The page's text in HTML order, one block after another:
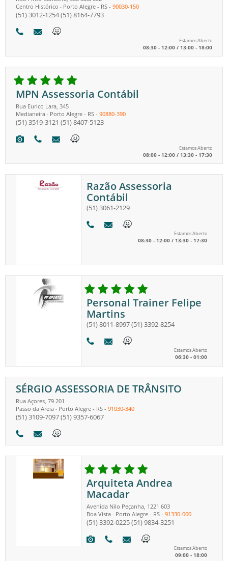
Centro Histórico - Porto Alegre - RS - 90030-150
(51) 3012-1254(51) 8164-7793
Estamos Aberto
08:30 - 12:00 / 13:00 - 18:00
MPN Assessoria Contábil
Rua Eurico Lara, 345
Medianeira - Porto Alegre - RS - 90880-390
(51) 3519-3121 (51) 8407-5123
Estamos Aberto
08:00 - 12:00 / 13:30 - 17:30
Razão Assessoria
Contábil
(51) 3061-2129
Estamos Aberto
08:30 - 12:00 / 13:30 - 17:30
Personal Trainer Felipe
Martins
(51) 8011-8997(51) 3392-8254
Estamos Aberto
06:30 - 01:00
SÉRGIO ASSESSORIA DE TRÂNSITO
Rua Açores, 79 201
Passo da Areia - Porto Alegre - RS - 91030-340
(51) 3109-7097(51) 9357-6067
Arquiteta Andrea
Macadar
Avenida Nilo Peçanha, 1221 603
Boa Vista - Porto Alegre- RS- 91330-000
(51) 3392-0225(51) 9834-3251
Estamos Aberto
09:00 - 18:00